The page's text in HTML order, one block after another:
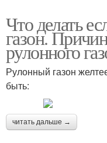
Что делать
газон.
рулонного
Рулонный газон
быть:
читать дальше →